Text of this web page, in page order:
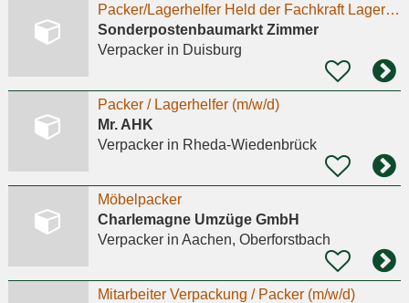
Packer/Lagerhelfer Held der Fachkraft Lagerlogistik (m/w/d)
Sonderpostenbaumarkt Zimmer
Verpackerin Duisburg
Packer / Lagerhelfer (m/w/d)
Mr. AHK
Verpackerin Rheda-Wiedenbrück
Möbelpacker
Charlemagne Umzüge GmbH
Verpackerin Aachen, Oberforstbach
Mitarbeiter Verpackung / Packer (m/w/d)